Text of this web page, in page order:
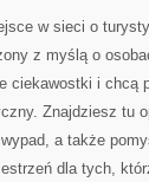
w sieci o
z myślą o
ciekawostki i chcą
Znajdziesz tu
a także
dla tych,